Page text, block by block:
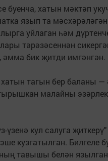
буенча, хатын мәктәп
язып та
уйлаган һәм
тәрәзәсеннән
әмма бик җитди имгәнгән.
тагын бер баланы —
малайны
үзенә кул салуга
кузгатылган. Билгеле
тавышы белән язылган